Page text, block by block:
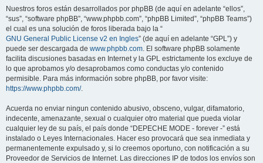
Nuestros foros están desarrollados por phpBB (de aquí en adelante “ellos”,
“sus”, “software phpBB”, “www.phpbb.com”, “phpBB Limited”, “phpBB Teams”)
el cual es una solución de foros liberada bajo la “
GNU General Public License v2 en Ingles” (de aquí en adelante “GPL”) y
puede ser descargada de www.phpbb.com. El software phpBB solamente
facilita discusiones basadas en Internet y la GPL estrictamente los excluye de
lo que aprobamos y/o desaprobamos como conductas y/o contenido
permisible. Para más información sobre phpBB, por favor visite:
https://www.phpbb.com/.
Acuerda no enviar ningun contenido abusivo, obsceno, vulgar, difamatorio,
indecente, amenazante, sexual o cualquier otro material que pueda violar
cualquier ley de su país, el país donde “DEPECHE MODE - forever -” está
instalado o Leyes Internacionales. Hacer eso provocará que sea inmediata y
permanentemente expulsado y, si lo creemos oportuno, con notificación a su
Proveedor de Servicios de Internet. Las direcciones IP de todos los envíos son